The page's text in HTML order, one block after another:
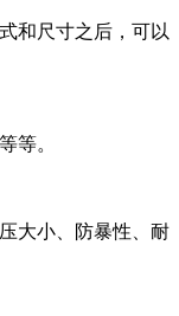
和尺寸之后，可以
等。
大小、防暴性、耐